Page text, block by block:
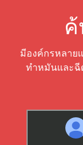
มีองค์กรหลาย
ทำหมันและฉี